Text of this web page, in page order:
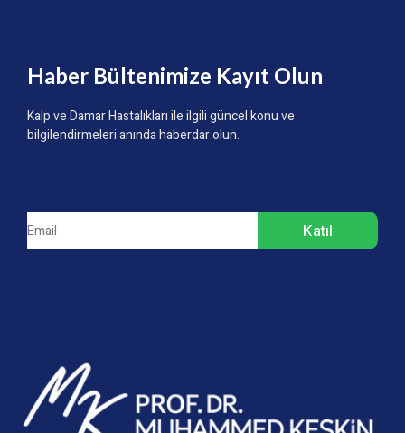
Haber Bültenimize Kayıt Olun
Kalp ve Damar Hastalıkları ile ilgili güncel konu ve
bilgilendirmeleri anında haberdar olun.
Katıl